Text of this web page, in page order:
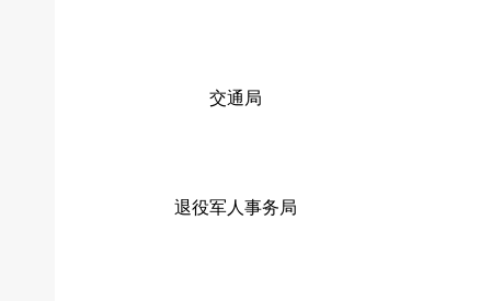
交通局
退役军人事务局